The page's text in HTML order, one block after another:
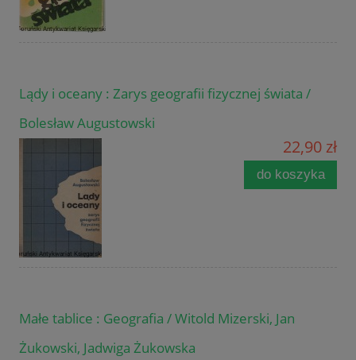
Lądy i oceany : Zarys geografii fizycznej świata /
Bolesław Augustowski
22,90 zł
do koszyka
Małe tablice : Geografia / Witold Mizerski, Jan
Żukowski, Jadwiga Żukowska